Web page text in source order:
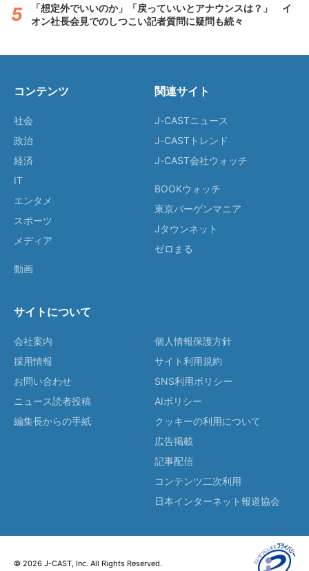
「想定外でいいのか」「戻っていいとアナウンスは？」 イ
オン社長会見でのしつこい記者質問に疑問も続々
コンテンツ
社会
政治
経済
IT
エンタメ
スポーツ
メディア
動画
関連サイト
J-CASTニュース
J-CASTトレンド
J-CAST会社ウォッチ
BOOKウォッチ
東京バーゲンマニア
Jタウンネット
ゼロまる
サイトについて
会社案内
採用情報
お問い合わせ
ニュース読者投稿
編集長からの手紙
個人情報保護方針
サイト利用規約
SNS利用ポリシー
AIポリシー
クッキーの利用について
広告掲載
記事配信
コンテンツ二次利用
日本インターネット報道協会
© 2026 J-CAST, Inc. All Rights Reserved.